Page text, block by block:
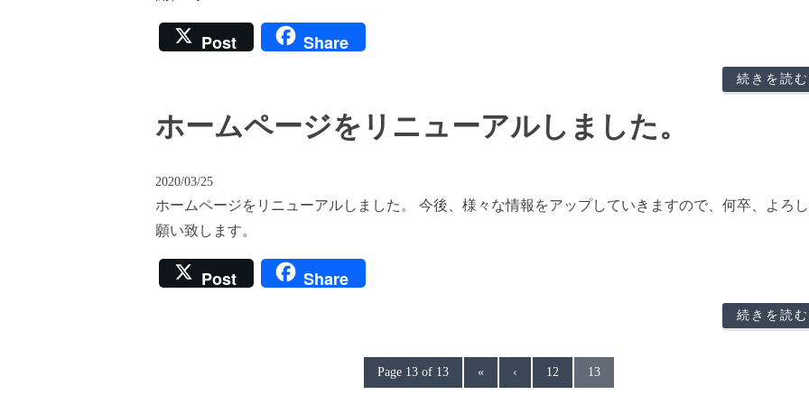
Post Share
続きを読む
ホームページをリニューアルしました。
2020/03/25
ホームページをリニューアルしました。 今後、様々な情報をアップしていきますので、何卒、よろ
願い致します。
Post Share
続きを読む
Page 13 of 13 « ‹ 12 13